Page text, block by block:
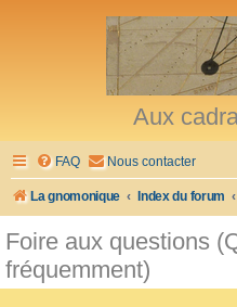
Aux
FAQ Nous contacter
La gnomonique Index du forum
Foire aux questions
fréquemment)